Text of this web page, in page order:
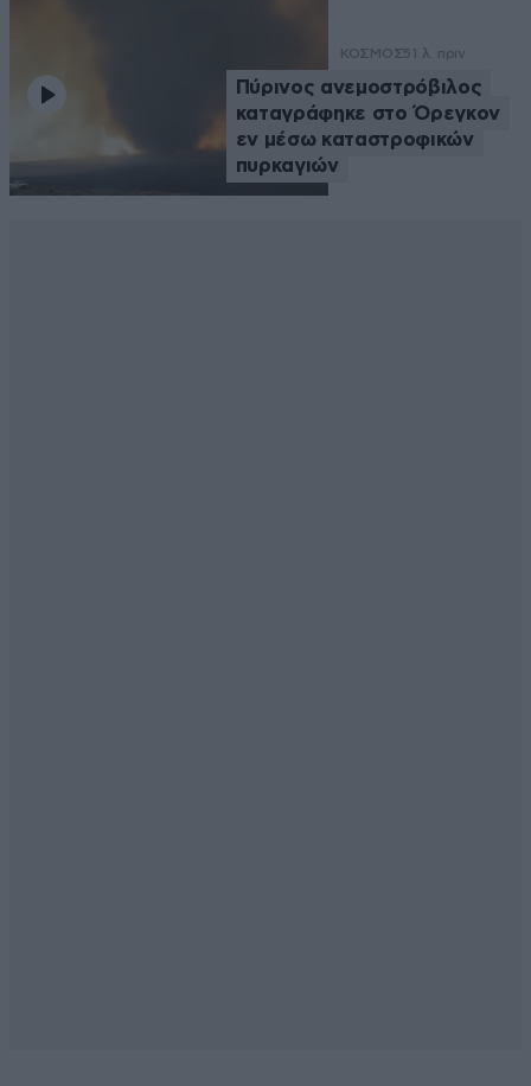
ΚΟΣΜΟΣ51 λ. πριν
Πύρινος ανεμοστρόβιλος
καταγράφηκε στο Όρεγκον
εν μέσω καταστροφικών
πυρκαγιών